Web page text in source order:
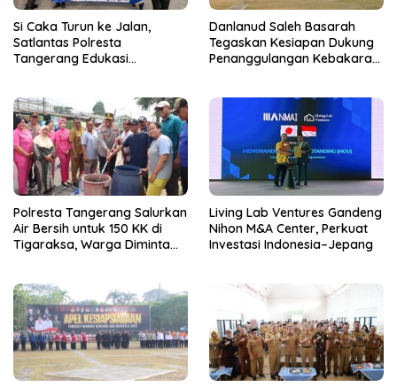
Si Caka Turun ke Jalan,
Satlantas Polresta
Tangerang Edukasi
Danlanud Saleh Basarah
Tegaskan Kesiapan Dukung
Penanggulangan Kebakaran
Polresta Tangerang Salurkan
Air Bersih untuk 150 KK di
Tigaraksa, Warga Diminta
Living Lab Ventures Gandeng
Nihon M&A Center, Perkuat
Investasi Indonesia–Jepang